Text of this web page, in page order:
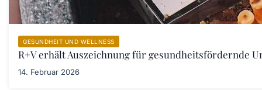
GESUNDHEIT UND WELLNESS
R+V erhält Auszeichnung für gesundheitsfördernde
14. Februar 2026